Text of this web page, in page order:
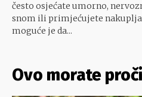
često osjećate umorno,
snom ili primjećujete
moguće je da...
Ovo morate